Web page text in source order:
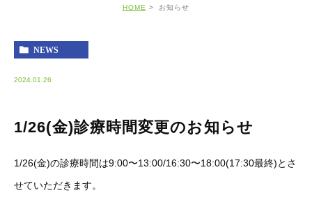
HOME お知らせ
NEWS
2024.01.26
1/26(金)診療時間変更のお知らせ
1/26(金)の診療時間は9:00〜13:00/16:30〜18:00(17:30最終)とさ
せていただきます。